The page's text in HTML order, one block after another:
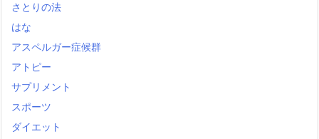
さとりの法
はな
アスペルガー症候群
アトピー
サプリメント
スポーツ
ダイエット